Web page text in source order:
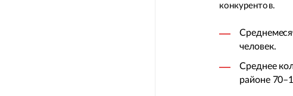
конкурентов.
человек.
Среднее
районе